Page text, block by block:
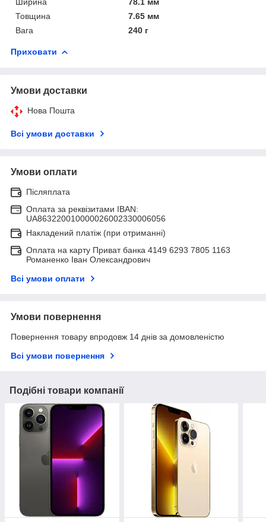
Товщина
7.65 мм
Вага
240 г
Приховати
Умови доставки
Нова Пошта
Всі умови доставки
Умови оплати
Післяплата
Оплата за реквізитами IBAN:
UA863220010000026002330006056
Накладений платіж (при отриманні)
Оплата на карту Приват банка 4149 6293 7805 1163
Романенко Іван Олександрович
Всі умови оплати
Умови повернення
Повернення товару впродовж 14 днів за домовленістю
Всі умови повернення
Подібні товари компанії